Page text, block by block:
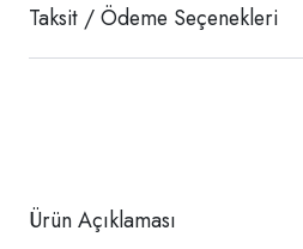
Taksit / Ödeme Seçenekleri
Ürün Açıklaması